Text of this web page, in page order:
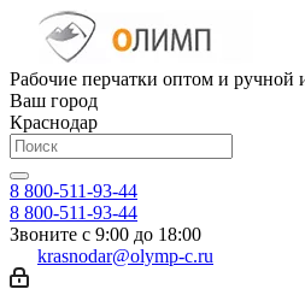
Рабочие перчатки оптом и ручной
Ваш город
Краснодар
8 800-511-93-44
8 800-511-93-44
Звоните с 9:00 до 18:00
krasnodar@olymp-c.ru